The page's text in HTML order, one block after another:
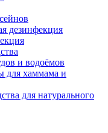
дезинфекция
и водоёмов
для хаммама и
для натурального